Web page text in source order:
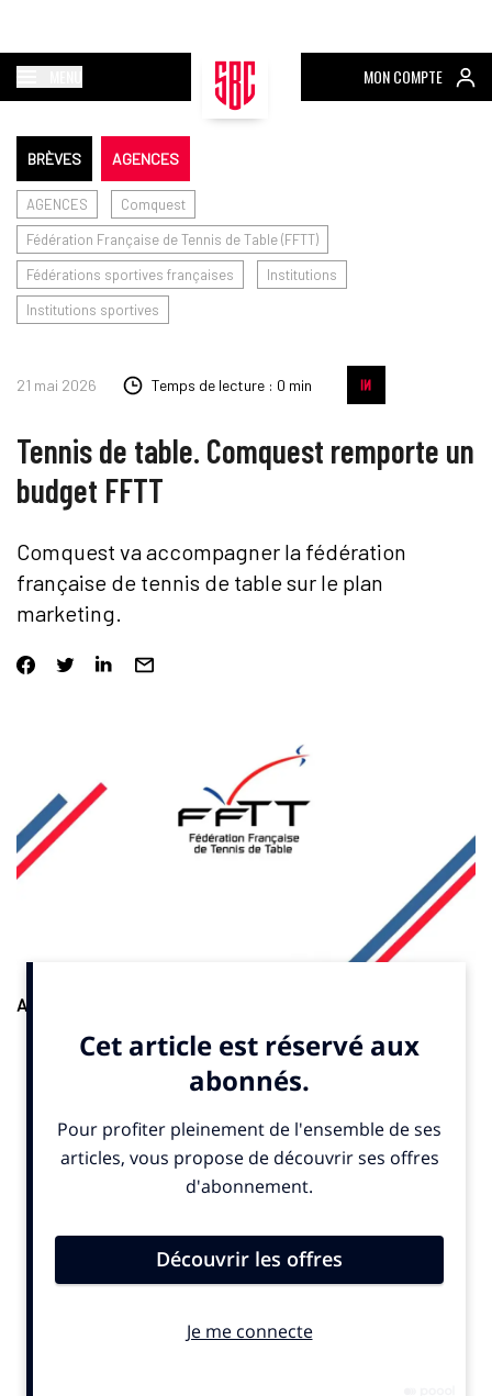
MON COMPTE
BRÈVES AGENCES
AGENCES
Comquest
Fédération Française de Tennis de Table (FFTT)
Fédérations sportives françaises
Institutions
Institutions sportives
21 mai 2026 Temps de lecture : 0 min
Tennis de table. Comquest remporte un
budget FFTT
Comquest va accompagner la fédération
française de tennis de table sur le plan
marketing.
Agences.
tennis de table (FFTT) dans la conception de sa campagne
marketing 2026. Elle a pour mission de «faire rayonner un
sport populaire, spectaculaire, accessible
une nouvelle fédération. Elle a récemment réalisé le nouveau
logo de l’équipe de France de triathlon.